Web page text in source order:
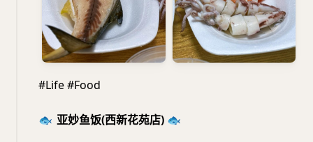
#Life #Food
🐟 亚妙鱼饭(西新花苑店) 🐟